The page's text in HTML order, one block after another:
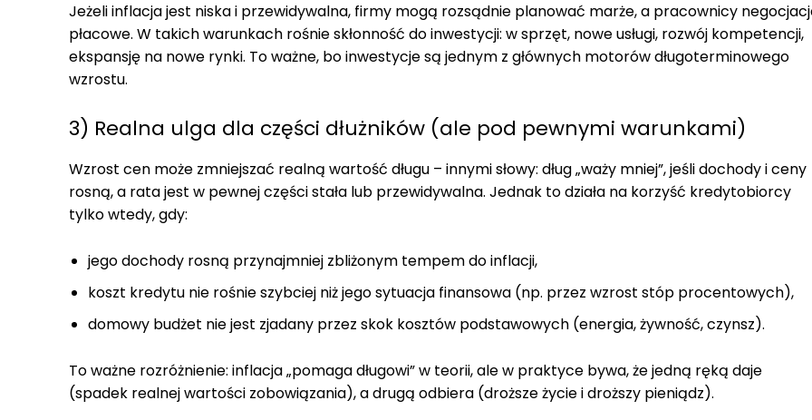
Jeżeli inflacja jest niska i przewidywalna, firmy mogą rozsądnie planować marże, a pracownicy
płacowe. W takich warunkach rośnie skłonność do inwestycji: w sprzęt, nowe usługi, rozwój kompetencji,
ekspansję na nowe rynki. To ważne, bo inwestycje są jednym z głównych motorów długoterminowego
wzrostu.
3) Realna ulga dla części dłużników (ale pod pewnymi warunkami)
Wzrost cen może zmniejszać realną wartość długu – innymi słowy: dług „waży mniej”, jeśli dochody i ceny
rosną, a rata jest w pewnej części stała lub przewidywalna. Jednak to działa na korzyść kredytobiorcy
tylko wtedy, gdy:
jego dochody rosną przynajmniej zbliżonym tempem do inflacji,
koszt kredytu nie rośnie szybciej niż jego sytuacja finansowa (np. przez wzrost stóp procentowych),
domowy budżet nie jest zjadany przez skok kosztów podstawowych (energia, żywność, czynsz).
To ważne rozróżnienie: inflacja „pomaga długowi” w teorii, ale w praktyce bywa, że jedną ręką daje
(spadek realnej wartości zobowiązania), a drugą odbiera (droższe życie i droższy pieniądz).